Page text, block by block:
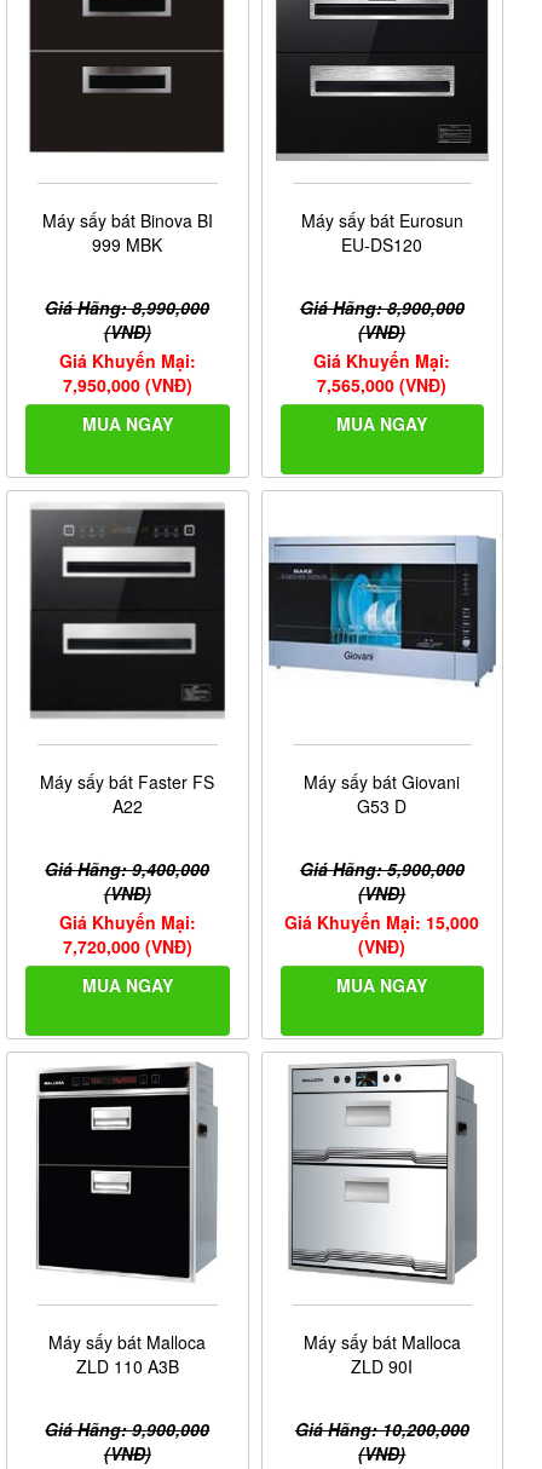
Máy sấy bát Binova BI
999 MBK
Giá Hãng: 8,990,000
(VNĐ)
Giá Khuyến Mại:
7,950,000 (VNĐ)
MUA NGAY
Máy sấy bát Eurosun
EU-DS120
Giá Hãng: 8,900,000
(VNĐ)
Giá Khuyến Mại:
7,565,000 (VNĐ)
MUA NGAY
Máy sấy bát Faster FS
A22
Giá Hãng: 9,400,000
(VNĐ)
Giá Khuyến Mại:
7,720,000 (VNĐ)
MUA NGAY
Máy sấy bát Giovani
G53 D
Giá Hãng: 5,900,000
(VNĐ)
Giá Khuyến Mại: 15,000
(VNĐ)
MUA NGAY
Máy sấy bát Malloca
ZLD 110 A3B
Giá Hãng: 9,900,000
(VNĐ)
Máy sấy bát Malloca
ZLD 90I
Giá Hãng: 10,200,000
(VNĐ)